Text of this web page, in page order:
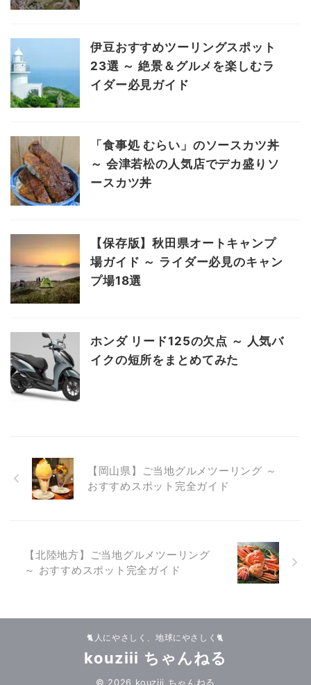
伊豆おすすめツーリングスポット
23選 ～ 絶景＆グルメを楽しむラ
イダー必見ガイド
「食事処 むらい」のソースカツ丼
～ 会津若松の人気店でデカ盛りソ
ースカツ丼
【保存版】秋田県オートキャンプ
場ガイド ～ ライダー必見のキャン
プ場18選
ホンダ リード125の欠点 ～ 人気バ
イクの短所をまとめてみた
【岡山県】ご当地グルメツーリング ～
おすすめスポット完全ガイド
【北陸地方】ご当地グルメツーリング
～ おすすめスポット完全ガイド
🐈人にやさしく、地球にやさしく🐈
kouziii ちゃんねる
© 2026 kouziii ちゃんねる